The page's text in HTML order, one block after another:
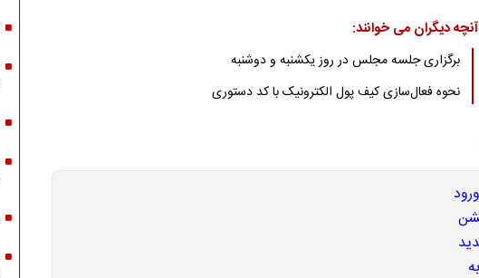
آنچه دیگران می خوانند:
برگزاری جلسه مجلس در روز یکشنبه و دوشنبه
نحوه فعال‌سازی کیف پول الکترونیک با کد دستوری